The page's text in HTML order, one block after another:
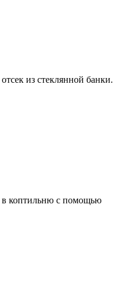
из стеклянной банки.
в коптильню с помощью